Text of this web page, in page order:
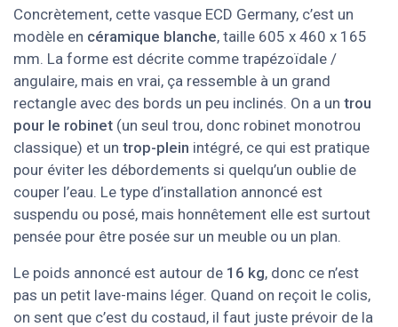
Concrètement, cette vasque ECD Germany, c’est un
modèle en céramique blanche, taille 605 x 460 x 165
mm. La forme est décrite comme trapézoïdale /
angulaire, mais en vrai, ça ressemble à un grand
rectangle avec des bords un peu inclinés. On a un trou
pour le robinet (un seul trou, donc robinet monotrou
classique) et un trop-plein intégré, ce qui est pratique
pour éviter les débordements si quelqu’un oublie de
couper l’eau. Le type d’installation annoncé est
suspendu ou posé, mais honnêtement elle est surtout
pensée pour être posée sur un meuble ou un plan.
Le poids annoncé est autour de 16 kg, donc ce n’est
pas un petit lave-mains léger. Quand on reçoit le colis,
on sent que c’est du costaud, il faut juste prévoir de la